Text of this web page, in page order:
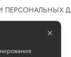
ПЕРСОНАЛЬНЫХ
×